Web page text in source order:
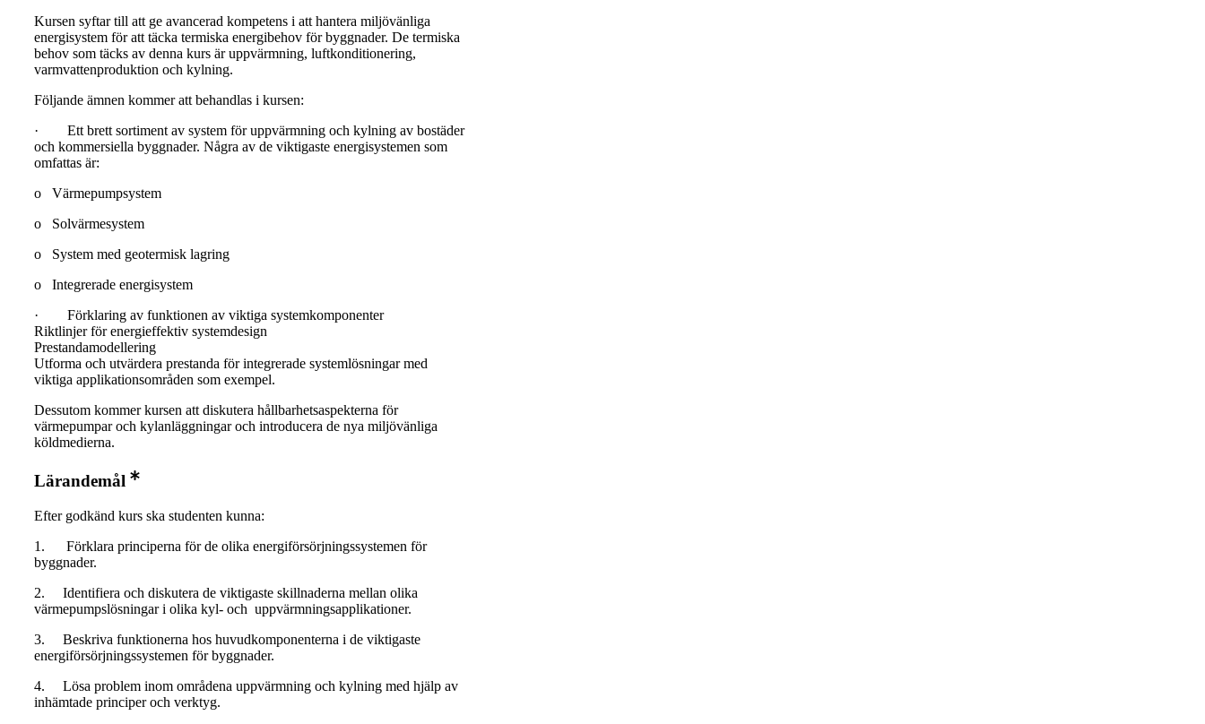
Kursen syftar till att ge avancerad kompetens i att hantera miljövänliga
energisystem för att täcka termiska energibehov för byggnader. De termiska
behov som täcks av denna kurs är uppvärmning, luftkonditionering,
varmvattenproduktion och kylning.
Följande ämnen kommer att behandlas i kursen:
· Ett brett sortiment av system för uppvärmning och kylning av bostäder
och kommersiella byggnader. Några av de viktigaste energisystemen som
omfattas är:
o Värmepumpsystem
o Solvärmesystem
o System med geotermisk lagring
o Integrerade energisystem
· Förklaring av funktionen av viktiga systemkomponenter
Riktlinjer för energieffektiv systemdesign
Prestandamodellering
Utforma och utvärdera prestanda för integrerade systemlösningar med
viktiga applikationsområden som exempel.
Dessutom kommer kursen att diskutera hållbarhetsaspekterna för
värmepumpar och kylanläggningar och introducera de nya miljövänliga
köldmedierna.
Lärandemål
Efter godkänd kurs ska studenten kunna:
1. Förklara principerna för de olika energiförsörjningssystemen för
byggnader.
2. Identifiera och diskutera de viktigaste skillnaderna mellan olika
värmepumpslösningar i olika kyl- och uppvärmningsapplikationer.
3. Beskriva funktionerna hos huvudkomponenterna i de viktigaste
energiförsörjningssystemen för byggnader.
4. Lösa problem inom områdena uppvärmning och kylning med hjälp av
inhämtade principer och verktyg.